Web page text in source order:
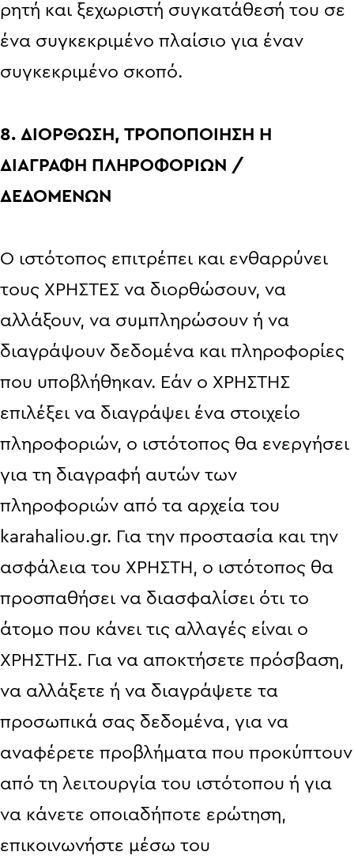
ρητή και ξεχωριστή συγκατάθεσή του σε
ένα συγκεκριμένο πλαίσιο για έναν
συγκεκριμένο σκοπό.
8. ΔΙΟΡΘΩΣΗ, ΤΡΟΠΟΠΟΙΗΣΗ Η
ΔΙΑΓΡΑΦΗ ΠΛΗΡΟΦΟΡΙΏΝ /
ΔΕΔΟΜΕΝΩΝ
Ο ιστότοπος επιτρέπει και ενθαρρύνει
τους ΧΡΗΣΤΕΣ να διορθώσουν, να
αλλάξουν, να συμπληρώσουν ή να
διαγράψουν δεδομένα και πληροφορίες
που υποβλήθηκαν. Εάν ο ΧΡΗΣΤΗΣ
επιλέξει να διαγράψει ένα στοιχείο
πληροφοριών, ο ιστότοπος θα ενεργήσει
για τη διαγραφή αυτών των
πληροφοριών από τα αρχεία του
karahaliou.gr. Για την προστασία και την
ασφάλεια του ΧΡΗΣΤΗ, ο ιστότοπος θα
προσπαθήσει να διασφαλίσει ότι το
άτομο που κάνει τις αλλαγές είναι ο
ΧΡΗΣΤΗΣ. Για να αποκτήσετε πρόσβαση,
να αλλάξετε ή να διαγράψετε τα
προσωπικά σας δεδομένα, για να
αναφέρετε προβλήματα που προκύπτουν
από τη λειτουργία του ιστότοπου ή για
να κάνετε οποιαδήποτε ερώτηση,
επικοινωνήστε μέσω του